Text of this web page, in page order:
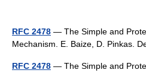
RFC 2478 — The Simple and
Mechanism. E. Baize, D. Pinkas.
RFC 2478 — The Simple and